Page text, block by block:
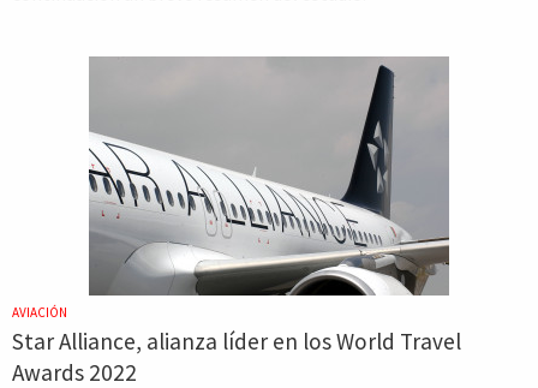
AVIACIÓN
Star Alliance, alianza líder en los World Travel
Awards 2022